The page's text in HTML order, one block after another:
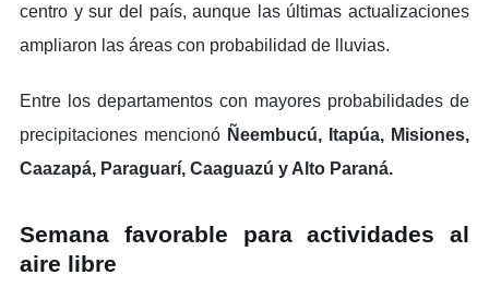
centro y sur del país, aunque las últimas actualizaciones
ampliaron las áreas con probabilidad de lluvias.
Entre los departamentos con mayores probabilidades de
precipitaciones mencionó Ñeembucú, Itapúa, Misiones,
Caazapá, Paraguarí, Caaguazú y Alto Paraná.
Semana favorable para actividades al
aire libre